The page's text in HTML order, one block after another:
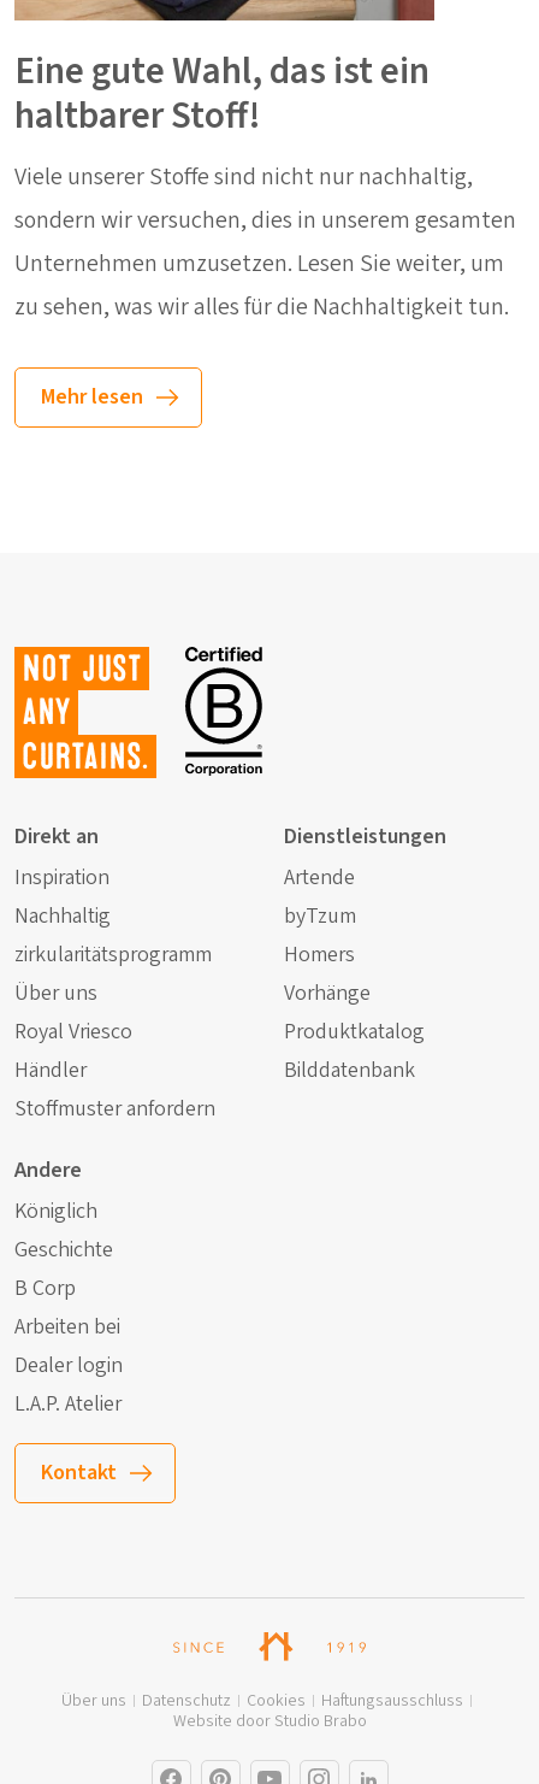
Eine gute Wahl, das ist ein
haltbarer Stoff!
Viele unserer Stoffe sind nicht nur nachhaltig,
sondern wir versuchen, dies in unserem gesamten
Unternehmen umzusetzen. Lesen Sie weiter, um
zu sehen, was wir alles für die Nachhaltigkeit tun.
Mehr lesen
Not just
any
curtains.
Direkt an
Inspiration
Nachhaltig
zirkularitätsprogramm
Über uns
Royal Vriesco
Händler
Stoffmuster anfordern
Dienstleistungen
Artende
byTzum
Homers
Vorhänge
Produktkatalog
Bilddatenbank
Andere
Königlich
Geschichte
B Corp
Arbeiten bei
Dealer login
L.A.P. Atelier
Kontakt
Über uns Datenschutz Cookies
Haftungsausschluss
Website door Studio Brabo